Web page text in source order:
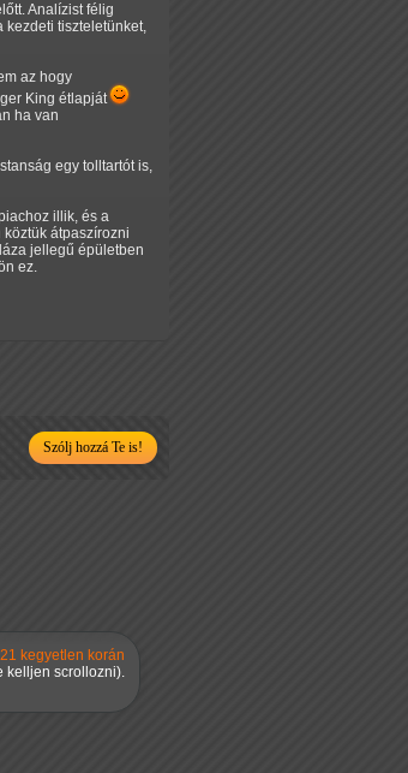
Analízist félig
kezdeti tiszteletünket,
az hogy
King étlapját
ha van
egy tolltartót is,
illik, és a
átpaszírozni
jellegű épületben
ez.
Szólj hozzá Te is!
kegyetlen korán
kelljen scrollozni).